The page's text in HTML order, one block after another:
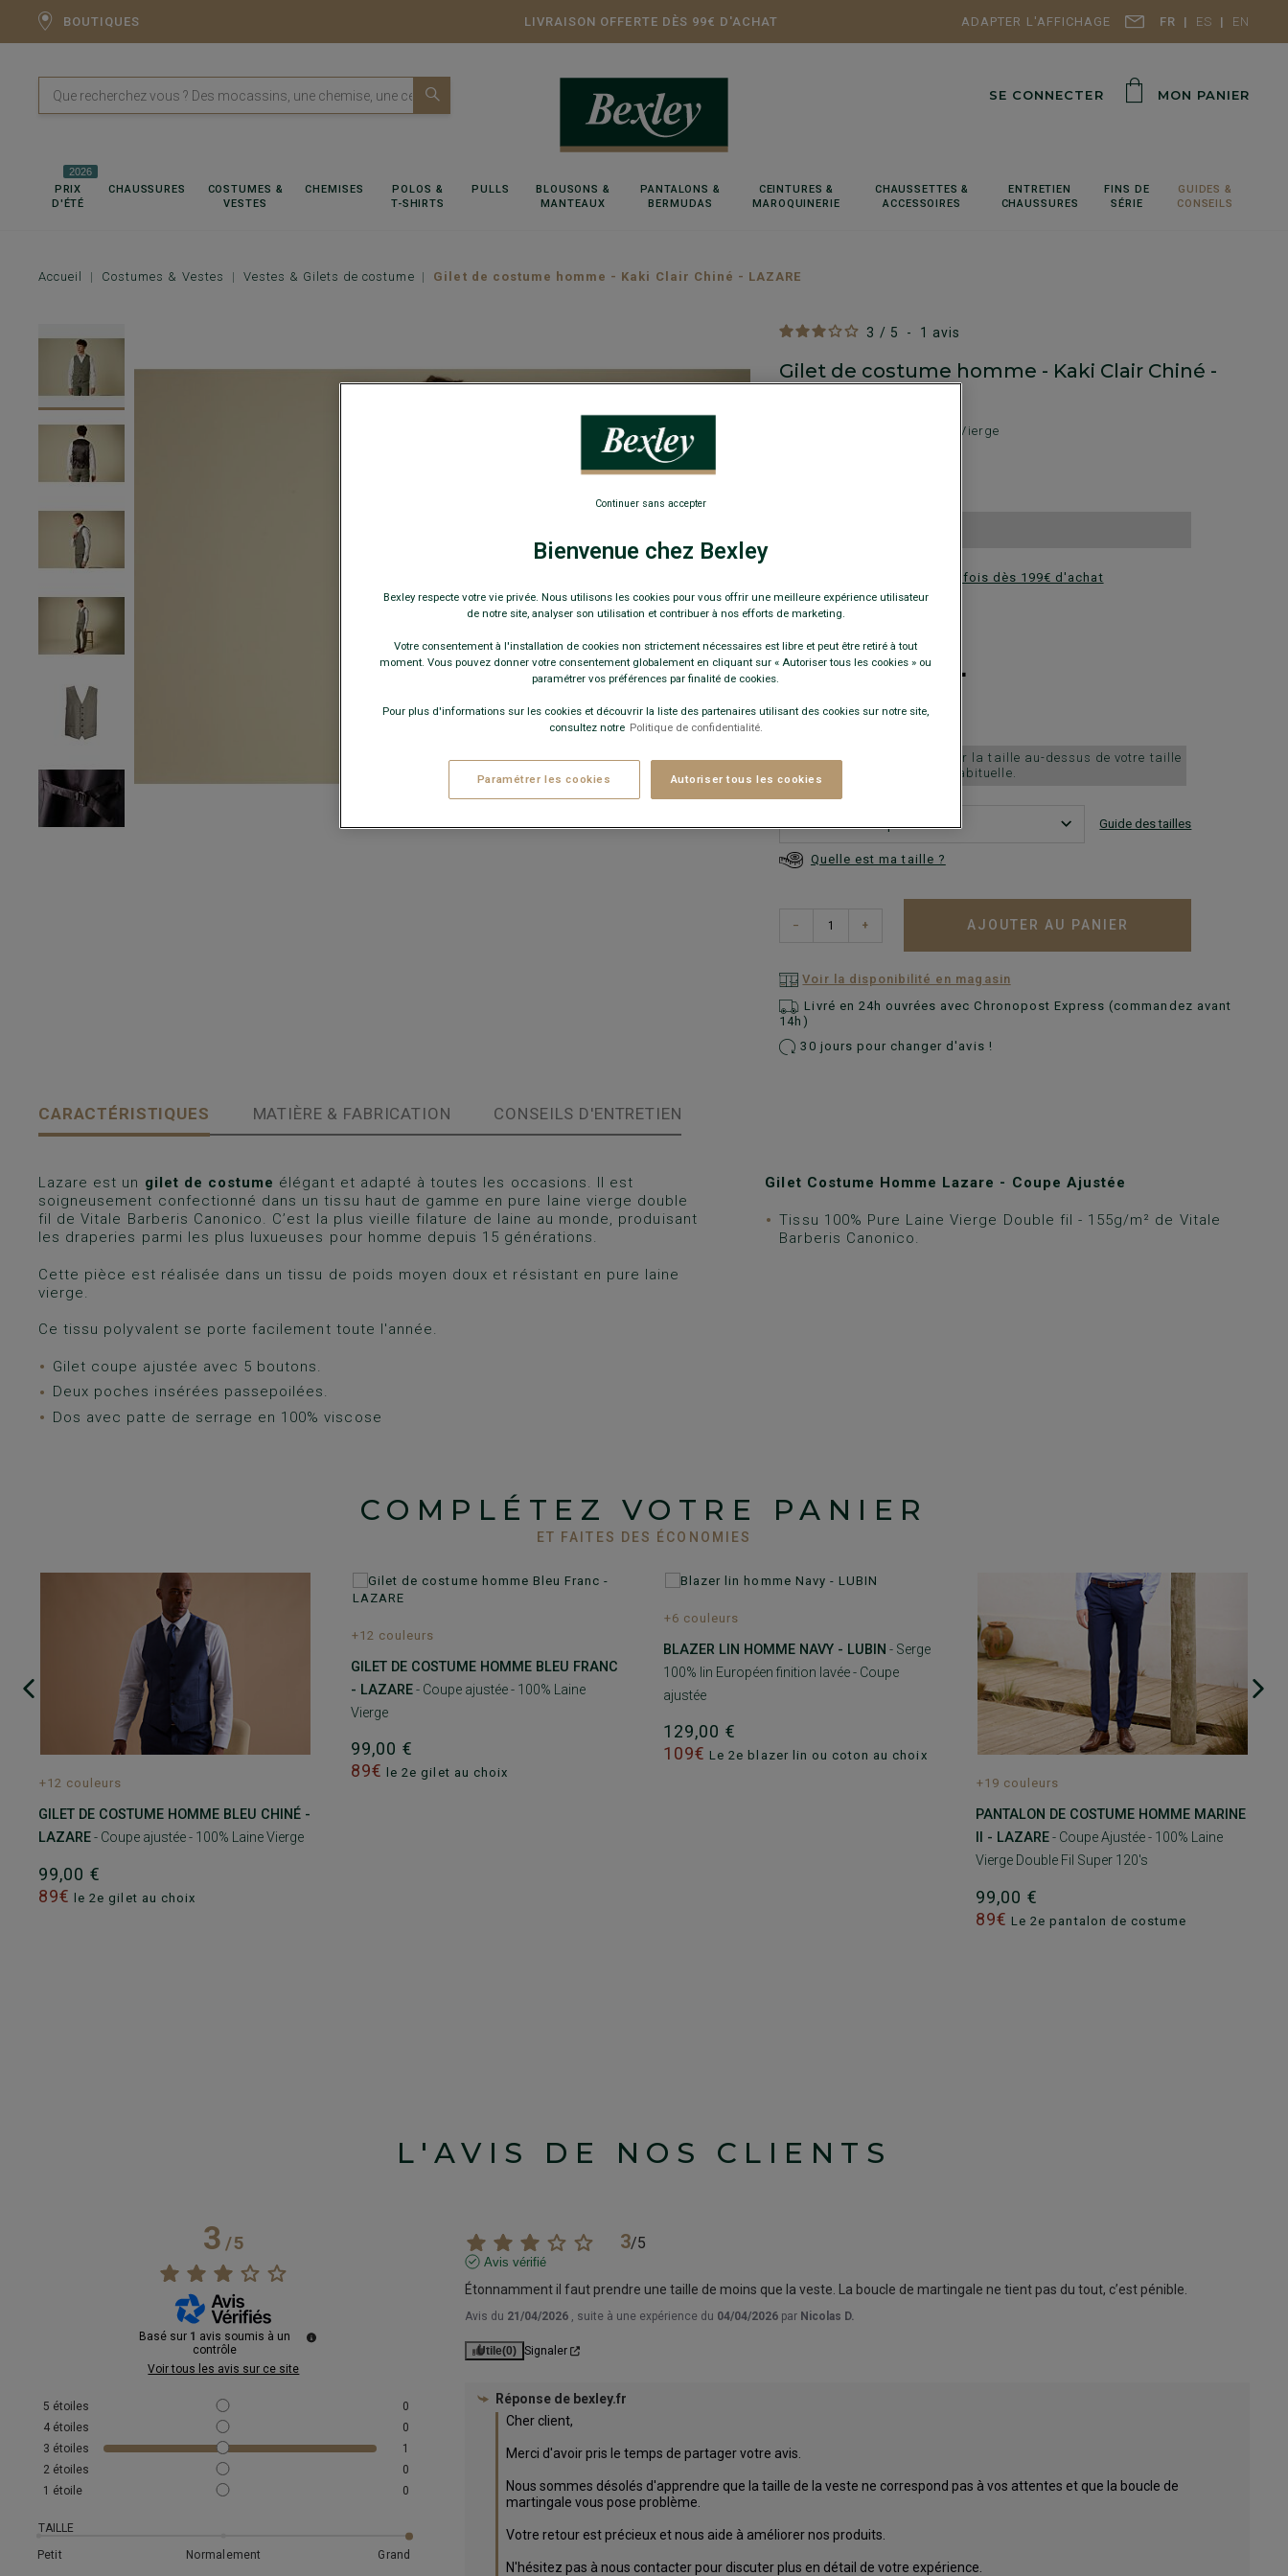
FR ES EN
BOUTIQUES LIVRAISON OFFERTE DÈS 99€ D'ACHAT ADAPTER L'AFFICHAGE
SE CONNECTER MON PANIER
PRIX
D'ÉTÉ
2026
CHAUSSURES
COSTUMES &
VESTES
CHEMISES
POLOS &
T-SHIRTS
PULLS
BLOUSONS &
MANTEAUX
PANTALONS &
BERMUDAS
CEINTURES &
MAROQUINERIE
CHAUSSETTES &
ACCESSOIRES
ENTRETIEN
CHAUSSURES
FINS DE
SÉRIE
GUIDES &
CONSEILS
Accueil Costumes & Vestes Vestes & Gilets de costume Gilet de costume homme - Kaki Clair Chiné - LAZARE
3 / 5 - 1 avis
Gilet de costume homme - Kaki Clair Chiné -
Coupe Ajustée - 100% Laine Vierge
Payez en plusieurs fois dès 199€ d'achat
COULEURS DISPONIBLES
+
Ce modèle taille petit, choisir la taille au-dessus de votre taille
habituelle.
Guide des tailles
Quelle est ma taille ?
− + AJOUTER AU PANIER
Voir la disponibilité en magasin
Livré en 24h ouvrées avec Chronopost Express (commandez avant
14h)
30 jours pour changer d'avis !
CARACTÉRISTIQUES MATIÈRE & FABRICATION CONSEILS D'ENTRETIEN
Lazare est un gilet de costume élégant et adapté à toutes les occasions. Il est
soigneusement confectionné dans un tissu haut de gamme en pure laine vierge double
fil de Vitale Barberis Canonico. C’est la plus vieille filature de laine au monde, produisant
les draperies parmi les plus luxueuses pour homme depuis 15 générations.
Cette pièce est réalisée dans un tissu de poids moyen doux et résistant en pure laine
vierge.
Ce tissu polyvalent se porte facilement toute l'année.
Gilet coupe ajustée avec 5 boutons.
Deux poches insérées passepoilées.
Dos avec patte de serrage en 100% viscose
Gilet Costume Homme Lazare - Coupe Ajustée
Tissu 100% Pure Laine Vierge Double fil - 155g/m² de Vitale
Barberis Canonico.
COMPLÉTEZ VOTRE PANIER
ET FAITES DES ÉCONOMIES
+12 couleurs
GILET DE COSTUME HOMME BLEU CHINÉ -
LAZARE- Coupe ajustée - 100% Laine Vierge
99,00 €
89€
le 2e gilet au choix
+12 couleurs
GILET DE COSTUME HOMME BLEU FRANC
- LAZARE- Coupe ajustée - 100% Laine
Vierge
99,00 €
89€
le 2e gilet au choix
+6 couleurs
BLAZER LIN HOMME NAVY - LUBIN - Serge
100% lin Européen finition lavée - Coupe
ajustée
129,00 €
109€ Le 2e blazer lin ou coton au choix
+19 couleurs
PANTALON DE COSTUME HOMME MARINE
II - LAZARE- Coupe Ajustée - 100% Laine
Vierge Double Fil Super 120's
99,00 €
89€ Le 2e pantalon de costume
L'AVIS DE NOS CLIENTS
3/5
Basé sur 1 avis soumis à un
contrôle
Voir tous les avis sur ce site
5 étoiles
0
4 étoiles
0
3 étoiles
1
2 étoiles
0
1 étoile 0
TAILLE
Petit
Normalement Grand
3/5
Avis vérifié
Étonnamment il faut prendre une taille de moins que la veste. La boucle de martingale ne tient pas du tout, c’est pénible.
Avis du 21/04/2026 , suite à une expérience du 04/04/2026 par Nicolas D.
Utile(0) Signaler
Réponse de bexley.fr
Cher client,
Merci d'avoir pris le temps de partager votre avis.
Nous sommes désolés d'apprendre que la taille de la veste ne correspond pas à vos attentes et que la boucle de
martingale vous pose problème.
Votre retour est précieux et nous aide à améliorer nos produits.
N'hésitez pas à nous contacter pour discuter plus en détail de votre expérience.
Bienvenue chez Bexley
Bexley respecte votre vie privée. Nous utilisons les cookies pour vous offrir une meilleure expérience utilisateur
de notre site, analyser son utilisation et contribuer à nos efforts de marketing.
Votre consentement à l'installation de cookies non strictement nécessaires est libre et peut être retiré à tout
moment. Vous pouvez donner votre consentement globalement en cliquant sur « Autoriser tous les cookies » ou
paramétrer vos préférences par finalité de cookies.
Pour plus d'informations sur les cookies et découvrir la liste des partenaires utilisant des cookies sur notre site,
consultez notre Politique de confidentialité.
Paramétrer les cookies Autoriser tous les cookies
Continuer sans accepter